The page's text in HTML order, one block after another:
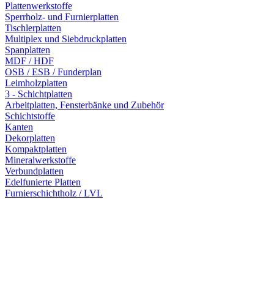
Plattenwerkstoffe
Sperrholz- und Furnierplatten
Tischlerplatten
Multiplex und Siebdruckplatten
Spanplatten
MDF / HDF
OSB / ESB / Funderplan
Leimholzplatten
3 - Schichtplatten
Arbeitplatten, Fensterbänke und Zubehör
Schichtstoffe
Kanten
Dekorplatten
Kompaktplatten
Mineralwerkstoffe
Verbundplatten
Edelfunierte Platten
Furnierschichtholz / LVL